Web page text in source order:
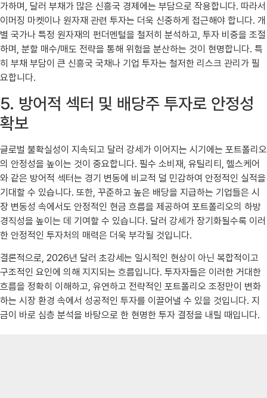
가하며, 달러 부채가 많은 신흥국 경제에는 부담으로 작용합니다. 따라서
이머징 마켓이나 원자재 관련 투자는 더욱 신중하게 접근해야 합니다. 개
별 국가나 특정 원자재의 펀더멘털을 철저히 분석하고, 투자 비중을 조절
하며, 분할 매수/매도 전략을 통해 위험을 분산하는 것이 현명합니다. 특
히 부채 부담이 큰 신흥국 국채나 기업 투자는 철저한 리스크 관리가 필
요합니다.
5. 방어적 섹터 및 배당주 투자로 안정성
확보
글로벌 불확실성이 지속되고 달러 강세가 이어지는 시기에는 포트폴리오
의 안정성을 높이는 것이 중요합니다. 필수 소비재, 유틸리티, 헬스케어
와 같은 방어적 섹터는 경기 변동에 비교적 덜 민감하여 안정적인 실적을
기대할 수 있습니다. 또한, 꾸준하고 높은 배당을 지급하는 기업들은 시
장 변동성 속에서도 안정적인 현금 흐름을 제공하여 포트폴리오의 하방
경직성을 높이는 데 기여할 수 있습니다. 달러 강세가 장기화될수록 이러
한 안정적인 투자처의 매력은 더욱 부각될 것입니다.
결론적으로, 2026년 달러 초강세는 일시적인 현상이 아닌 복합적이고
구조적인 요인에 의해 지지되는 흐름입니다. 투자자들은 이러한 거대한
흐름을 정확히 이해하고, 유연하고 전략적인 포트폴리오 조정만이 변화
하는 시장 환경 속에서 성공적인 투자를 이끌어낼 수 있을 것입니다. 지
금이 바로 심층 분석을 바탕으로 한 현명한 투자 결정을 내릴 때입니다.